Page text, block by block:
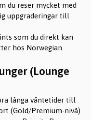
du reser mycket med
uppgraderingar till
som du direkt kan
hos Norwegian.
(Lounge
långa väntetider till
(Gold/Premium-nivå)